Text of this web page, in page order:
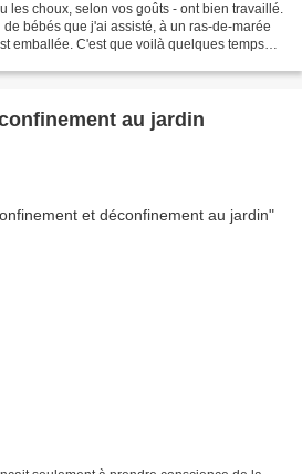
les choux, selon vos goûts - ont bien travaillé.
bébés que j'ai assisté, à un ras-de-marée
emballée. C'est que voilà quelques temps
au jardin